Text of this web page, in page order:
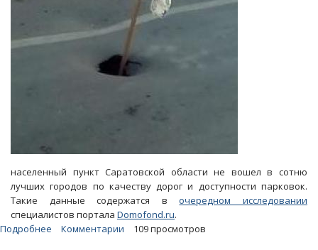
населенный пункт Саратовской области не вошел в сотню
лучших городов по качеству дорог и доступности парковок.
Такие данные содержатся вочередном исследовании
специалистов портала Domofond.ru.
Подробнее
Комментарии 109 просмотров